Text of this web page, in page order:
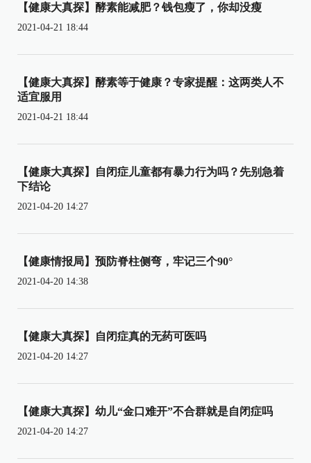
【健康大真探】酵素能减肥？钱包瘦了，你却没瘦
2021-04-21 18:44
【健康大真探】酵素等于健康？专家提醒：这两类人不
适宜服用
2021-04-21 18:44
【健康大真探】自闭症儿童都有暴力行为吗？先别急着
下结论
2021-04-20 14:27
【健康情报局】预防脊柱侧弯，牢记三个90°
2021-04-20 14:38
【健康大真探】自闭症真的无药可医吗
2021-04-20 14:27
【健康大真探】幼儿“金口难开”不合群就是自闭症吗
2021-04-20 14:27